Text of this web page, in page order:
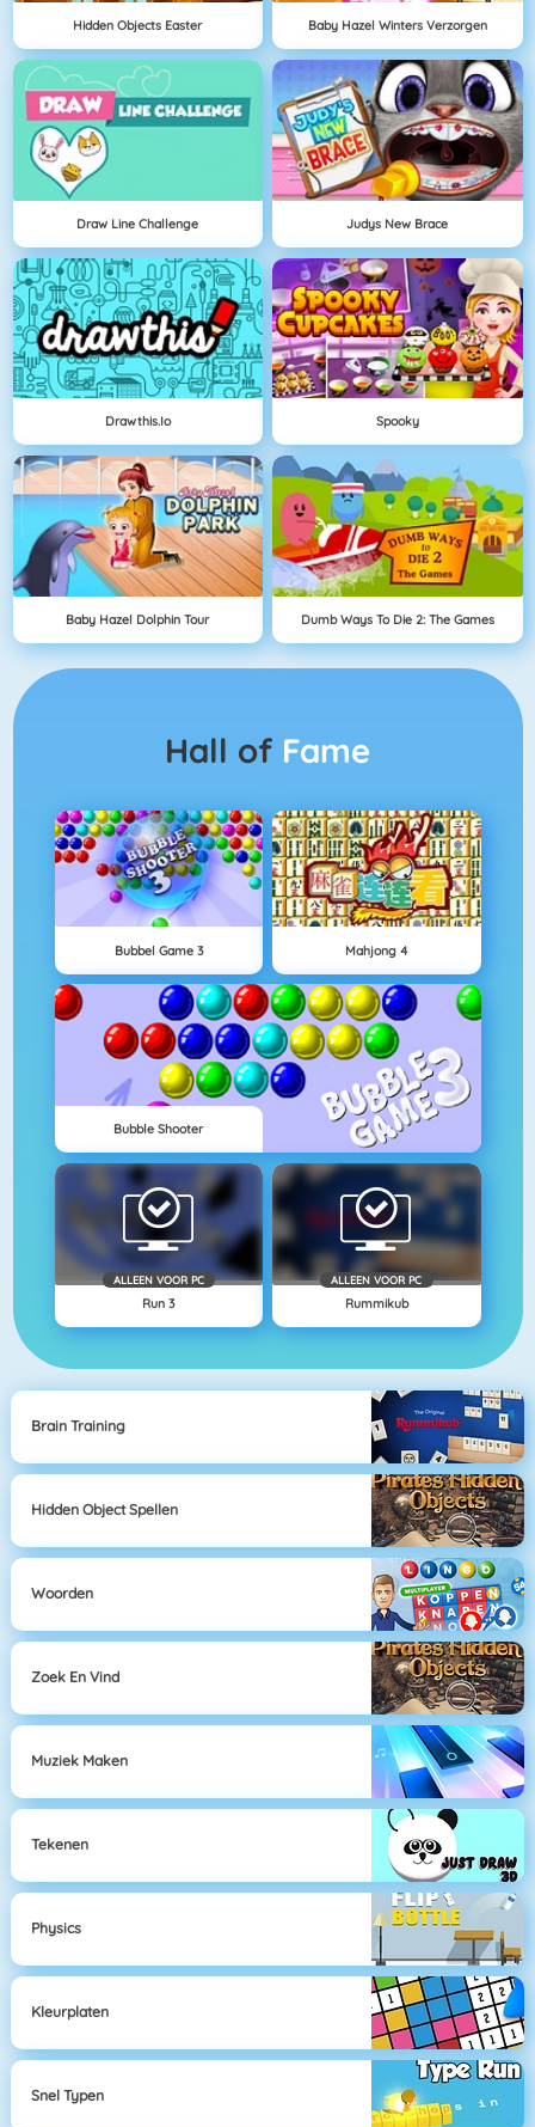
Hidden Objects Easter Baby Hazel Winters Verzorgen
Draw Line Challenge Judys New Brace
Drawthis.io Spooky
Baby Hazel Dolphin Tour Dumb Ways To Die 2: The Games
Hall of Fame
Bubbel Game 3 Mahjong 4
Bubble Shooter
ALLEEN VOOR PC
Run 3
ALLEEN VOOR PC
Rummikub
Brain Training
Hidden Object Spellen
Woorden
Zoek En Vind
Muziek Maken
Tekenen
Physics
Kleurplaten
Snel Typen